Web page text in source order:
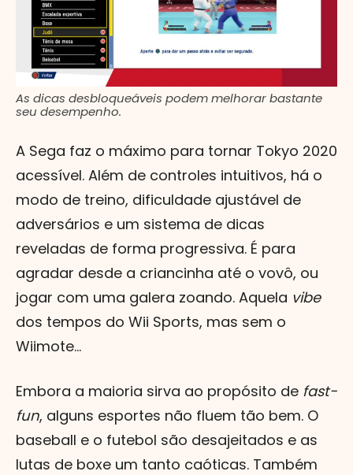
As dicas desbloqueáveis podem melhorar bastante
seu desempenho.
A Sega faz o máximo para tornar Tokyo 2020
acessível. Além de controles intuitivos, há o
modo de treino, dificuldade ajustável de
adversários e um sistema de dicas
reveladas de forma progressiva. É para
agradar desde a criancinha até o vovô, ou
jogar com uma galera zoando. Aquela vibe
dos tempos do Wii Sports, mas sem o
Wiimote...
Embora a maioria sirva ao propósito de fast-
fun, alguns esportes não fluem tão bem. O
baseball e o futebol são desajeitados e as
lutas de boxe um tanto caóticas. Também